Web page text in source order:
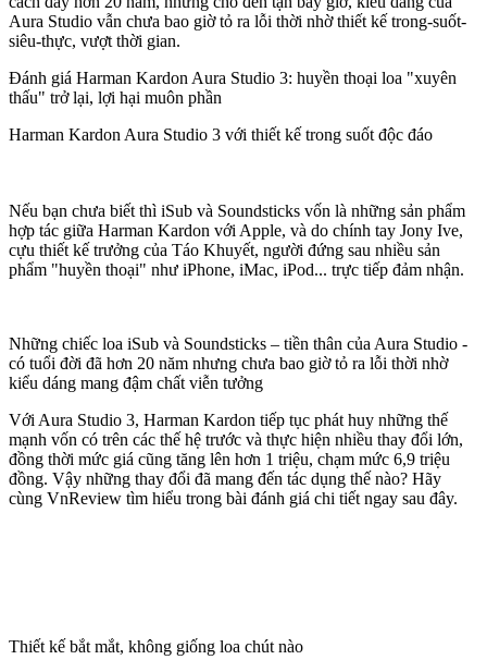
Aura Studio vẫn chưa bao giờ tỏ ra lỗi thời nhờ thiết kế trong-suốt-
siêu-thực, vượt thời gian.
Đánh giá Harman Kardon Aura Studio 3: huyền thoại loa "xuyên
thấu" trở lại, lợi hại muôn phần
Harman Kardon Aura Studio 3 với thiết kế trong suốt độc đáo
Nếu bạn chưa biết thì iSub và Soundsticks vốn là những sản phẩm
hợp tác giữa Harman Kardon với Apple, và do chính tay Jony Ive,
cựu thiết kế trưởng của Táo Khuyết, người đứng sau nhiều sản
phẩm "huyền thoại" như iPhone, iMac, iPod... trực tiếp đảm nhận.
Những chiếc loa iSub và Soundsticks – tiền thân của Aura Studio -
có tuổi đời đã hơn 20 năm nhưng chưa bao giờ tỏ ra lỗi thời nhờ
kiểu dáng mang đậm chất viễn tưởng
Với Aura Studio 3, Harman Kardon tiếp tục phát huy những thế
mạnh vốn có trên các thế hệ trước và thực hiện nhiều thay đổi lớn,
đồng thời mức giá cũng tăng lên hơn 1 triệu, chạm mức 6,9 triệu
đồng. Vậy những thay đổi đã mang đến tác dụng thế nào? Hãy
cùng VnReview tìm hiểu trong bài đánh giá chi tiết ngay sau đây.
Thiết kế bắt mắt, không giống loa chút nào